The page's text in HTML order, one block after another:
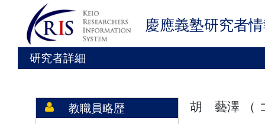
慶應義塾研究者
研究者詳細
教職員略歴
胡 藝澤 （